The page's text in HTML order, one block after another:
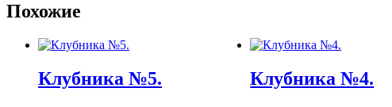
Похожие
Клубника №5. Клубника №4.